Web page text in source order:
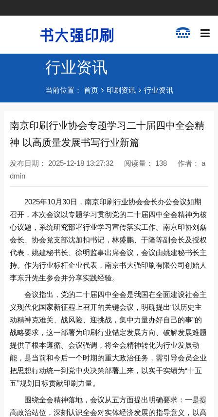
行业资讯
当前位置： 首页 印刷资讯 行业资讯
南京印刷行业协会专题学习二十届四中全会精
神 以高质量发展书写行业新篇
发布日期： 2025-12-18 13:27:32 阅读量： 138 作者： a
dmin
2025年10月30日，南京印刷行业协会会长办公会议如期
召开，本次会议以专题学习贯彻党的二十届四中全会精神为核
心议题，系统研究部署行业学习宣传落实工作。南京印协刘磊
会长、协会党支部沈加扣书记，林盛鹏、于隆等副会长及授权
代表，姚建秘书长、徐明监事出席会议，会议由姚建秘书长主
持。作为行业标杆企业代表，南京书大强印刷有限公司创始人
李东升先生参会并分享实践经验。
会议指出，党的二十届四中全会是我国在全面建设社会主
义现代化国家新征程上召开的关键会议，明确提出“以历史主
动精神克难关、战风险、迎挑战，集中力量办好自己的事”的
战略要求，这一部署为印刷行业锚定发展方向、破解发展难题
提供了根本遵循。会议强调，将全会精神转化为行业发展动
能，是当前和今后一个时期的重大政治任务，需引导会员企业
把思想行动统一到党中央决策部署上来，以实干实绩为“十五
五”规划目标贡献印刷力量。
围绕全会精神落地，会议从五方面提出明确要求：一是提
高政治站位，深刻认识全会对实体经济发展的指导意义，以高